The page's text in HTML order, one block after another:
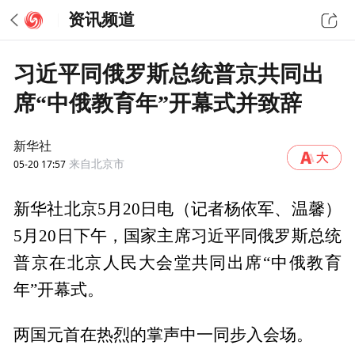
资讯频道
习近平同俄罗斯总统普京共同出
席“中俄教育年”开幕式并致辞
新华社
05-20 17:57 来自北京市
新华社北京5月20日电（记者杨依军、温馨）
5月20日下午，国家主席习近平同俄罗斯总统
普京在北京人民大会堂共同出席“中俄教育
年”开幕式。
两国元首在热烈的掌声中一同步入会场。